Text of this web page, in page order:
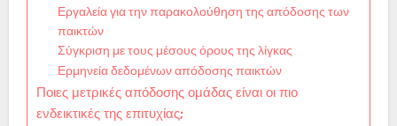
Εργαλεία για την παρακολούθηση της απόδοσης των
παικτών
Σύγκριση με τους μέσους όρους της λίγκας
Ερμηνεία δεδομένων απόδοσης παικτών
Ποιες μετρικές απόδοσης ομάδας είναι οι πιο
ενδεικτικές της επιτυχίας;